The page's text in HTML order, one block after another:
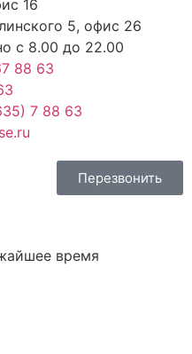
16
5, офис 26
с 8.00 до 22.00
88 63
7 88 63
Перезвонить
время